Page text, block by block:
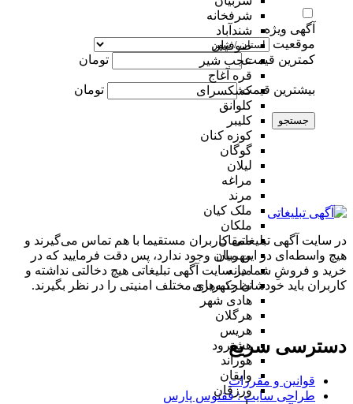
شرفخانه
شندآباد
صوفیان
عجب شیر
قره آغاج
کشکسرای
کلوانق
کلیبر
کوزه کنان
گوگان
لیلان
مراغه
مرند
ملک کیان
ملکان
ممقان
مهربان
میانه
نظرکهریزی
هادی شهر
هرگلان
هریس
هشترود
هوراند
وایقان
ورزقان
آگهی ویژه
موقعیت
کمترین قیمت
تومان
بیشترین قیمت تومان
جستجو
در سایت آگهی تبلیغاتی کاربران مستقیما با هم تماس می‌گیرند و
هیچ واسطه‌ای در این میان وجود ندارد، پس دقت فرمایید که در
خرید و فروشِ شما در سایت آگهی تبلیغاتی هیچ دخالتی نداشته و
کاربران باید خودشان جنبه‌های مختلف امنیتی را در نظر بگیرند.
دسترسی سریع
قوانین و مقررات
طراحی سایت : ققنوس پارس